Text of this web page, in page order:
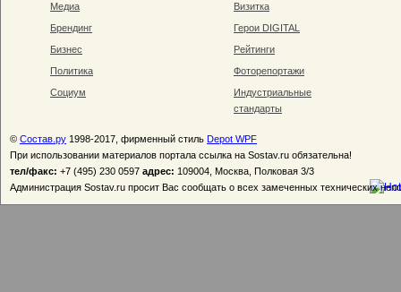
Медиа
Брендинг
Бизнес
Политика
Социум
Визитка
Герои DIGITAL
Рейтинги
Фоторепортажи
Индустриальные
стандарты
© Состав.ру 1998-2017, фирменный стиль Depot WPF
При использовании материалов портала ссылка на Sostav.ru обязательна!
тел/факс: +7 (495) 230 0597 адрес: 109004, Москва, Полковая 3/3
Администрация Sostav.ru просит Вас сообщать о всех замеченных технических